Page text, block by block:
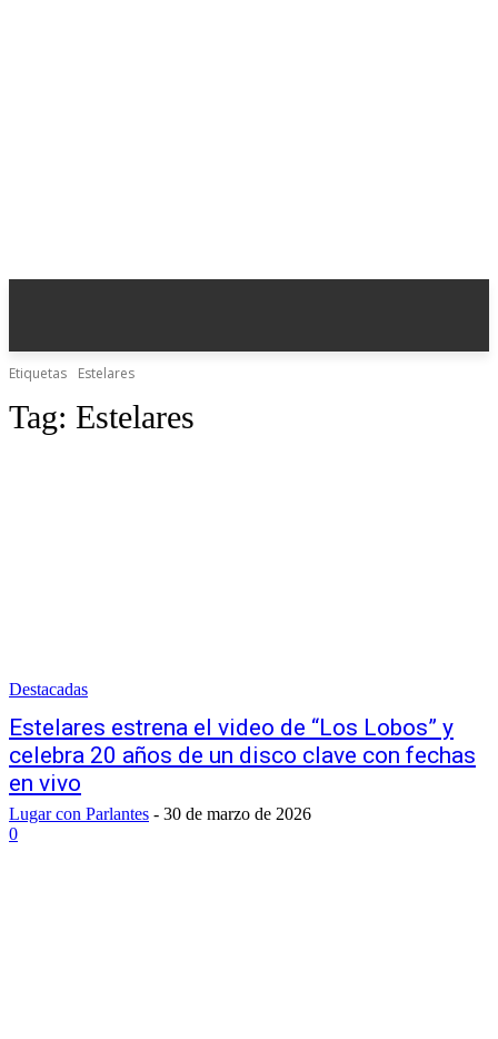
Etiquetas Estelares
Tag: Estelares
Destacadas
Estelares estrena el video de “Los Lobos” y
celebra 20 años de un disco clave con fechas
en vivo
Lugar con Parlantes - 30 de marzo de 2026
0